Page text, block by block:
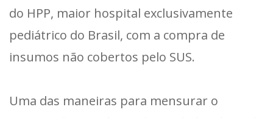
do HPP, maior hospital exclusivamente
pediátrico do Brasil, com a compra de
insumos não cobertos pelo SUS.
Uma das maneiras para mensurar o